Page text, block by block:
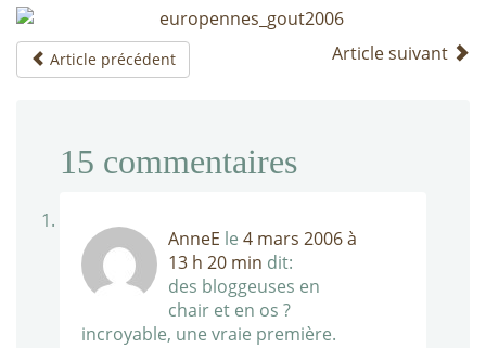
Article précédent Article suivant
15 commentaires
AnneE le 4 mars 2006 à
13 h 20 min dit:
des bloggeuses en
chair et en os ?
incroyable, une vraie première.